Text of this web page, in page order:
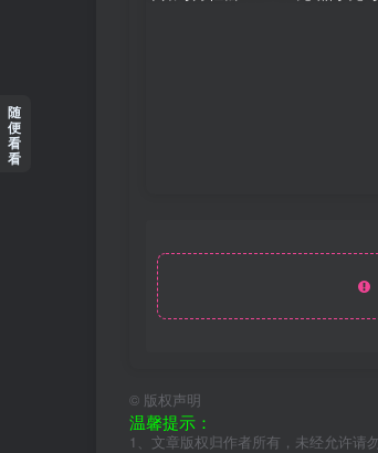
© 版权声明
温馨提示：
1、文章版权归作者所有，未经允许请勿
随
便
看
看